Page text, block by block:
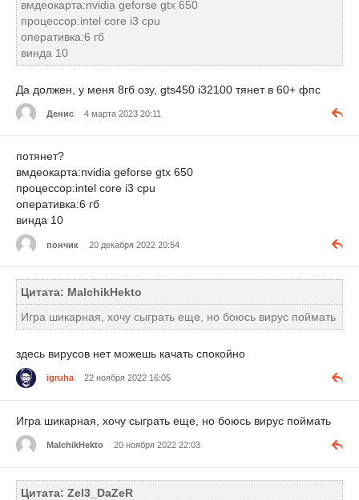
вмдеокарта:nvidia geforse gtx 650
процессор:intel core i3 cpu
оперативка:6 гб
винда 10
Да должен, у меня 8гб озу, gts450 i32100 тянет в 60+ фпс
Денис 4 марта 2023 20:11
потянет?
вмдеокарта:nvidia geforse gtx 650
процессор:intel core i3 cpu
оперативка:6 гб
винда 10
пончик 20 декабря 2022 20:54
Цитата: MalchikHekto
Игра шикарная, хочу сыграть еще, но боюсь вирус поймать
здесь вирусов нет можешь качать спокойно
igruha 22 ноября 2022 16:05
Игра шикарная, хочу сыграть еще, но боюсь вирус поймать
MalchikHekto 20 ноября 2022 22:03
Цитата: Zel3_DaZeR